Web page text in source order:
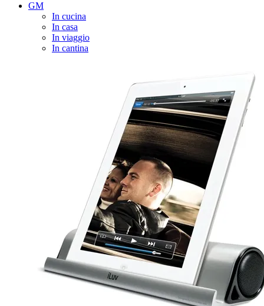
GM
In cucina
In casa
In viaggio
In cantina